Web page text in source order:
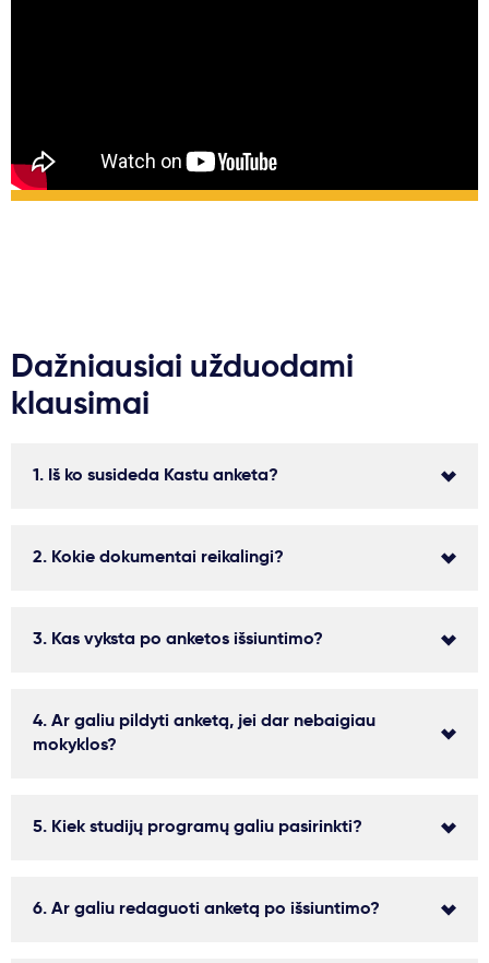
Dažniausiai užduodami
klausimai
1. Iš ko susideda Kastu anketa?
2. Kokie dokumentai reikalingi?
3. Kas vyksta po anketos išsiuntimo?
4. Ar galiu pildyti anketą, jei dar nebaigiau
mokyklos?
5. Kiek studijų programų galiu pasirinkti?
6. Ar galiu redaguoti anketą po išsiuntimo?